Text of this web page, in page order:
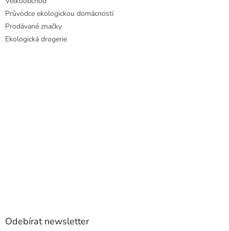
Průvodce ekologickou domácností
Prodávané značky
Ekologická drogerie
Odebírat newsletter